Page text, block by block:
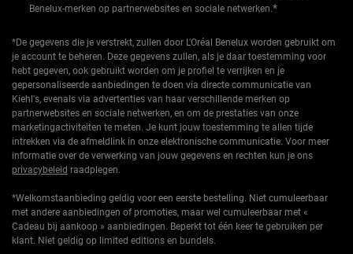
Benelux-merken op partnerwebsites en sociale netwerken.*
*De gegevens die je verstrekt, zullen door L'Oréal Benelux worden gebruikt om
je account te beheren. Deze gegevens zullen, als je daar toestemming voor
hebt gegeven, ook gebruikt worden om je profiel te verrijken en je
gepersonaliseerde aanbiedingen te doen via directe communicatie van
Kiehl's, evenals via advertenties van haar verschillende merken op
partnerwebsites en sociale netwerken, en om de prestaties van onze
marketingactiviteiten te meten. Je kunt jouw toestemming te allen tijde
intrekken via de afmeldlink in onze elektronische communicatie. Voor meer
informatie over de verwerking van jouw gegevens en rechten kun je ons
privacybeleid raadplegen.
*Welkomstaanbieding geldig voor een eerste bestelling. Niet cumuleerbaar
met andere aanbiedingen of promoties, maar wel cumuleerbaar met «
Cadeau bij aankoop » aanbiedingen. Beperkt tot één keer te gebruiken per
klant. Niet geldig op limited editions en bundels.